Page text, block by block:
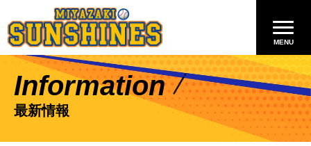
Information
最新情報